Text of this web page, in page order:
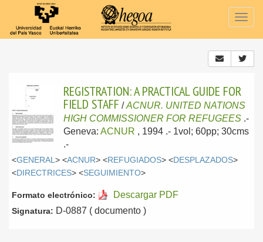
REGISTRATION: A PRACTICAL GUIDE FOR
FIELD STAFF /ACNUR. UNITED NATIONS
HIGH COMMISSIONER FOR REFUGEES .-
Geneva: ACNUR , 1994 .- 1vol; 60pp; 30cms
.-
<GENERAL > <ACNUR> <REFUGIADOS> <DESPLAZADOS>
<DIRECTRICES> <SEGUIMIENTO>
Formato electrónico: Descargar PDF
Signatura: D-0887 ( documento )